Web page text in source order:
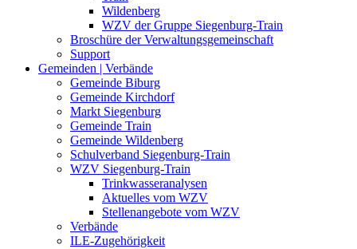
Wildenberg
WZV der Gruppe Siegenburg-Train
Broschüre der Verwaltungsgemeinschaft
Support
Gemeinden | Verbände
Gemeinde Biburg
Gemeinde Kirchdorf
Markt Siegenburg
Gemeinde Train
Gemeinde Wildenberg
Schulverband Siegenburg-Train
WZV Siegenburg-Train
Trinkwasseranalysen
Aktuelles vom WZV
Stellenangebote vom WZV
Verbände
ILE-Zugehörigkeit